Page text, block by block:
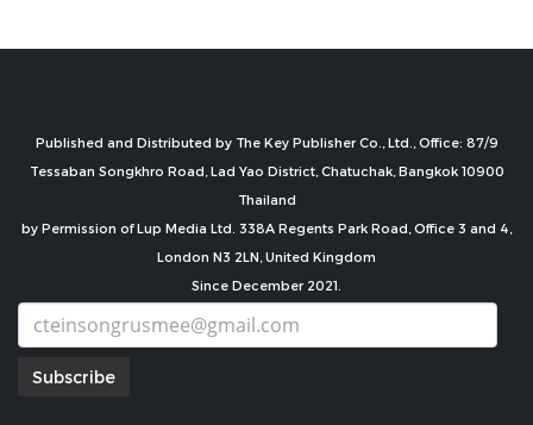
Published and Distributed by The Key Publisher Co., Ltd., Office: 87/9
Tessaban Songkhro Road, Lad Yao District, Chatuchak, Bangkok 10900
Thailand
by Permission of Lup Media Ltd. 338A Regents Park Road, Office 3 and 4,
London N3 2LN, United Kingdom
Since December 2021.
Subscribe